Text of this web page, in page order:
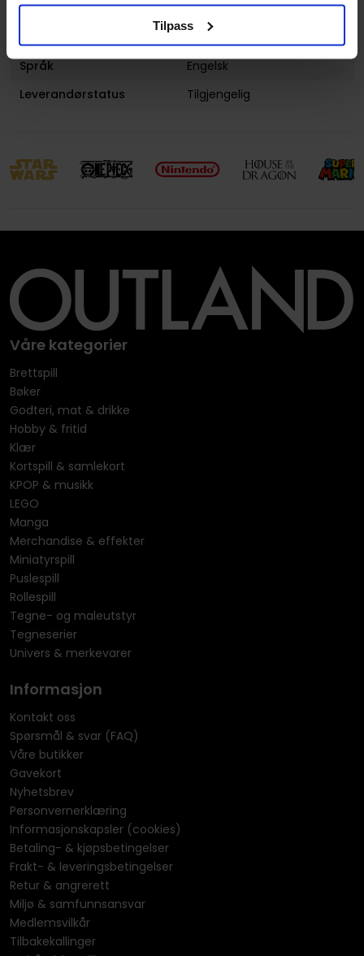
Tilpass
Aldersgruppe
Voksen
Språk
Engelsk
Leverandørstatus
Tilgjengelig
Våre kategorier
Brettspill
Bøker
Godteri, mat & drikke
Hobby & fritid
Klær
Kortspill & samlekort
KPOP & musikk
LEGO
Manga
Merchandise & effekter
Miniatyrspill
Puslespill
Rollespill
Tegne- og maleutstyr
Tegneserier
Univers & merkevarer
Informasjon
Kontakt oss
Spørsmål & svar (FAQ)
Våre butikker
Gavekort
Nyhetsbrev
Personvernerklæring
Informasjonskapsler (cookies)
Betaling- & kjøpsbetingelser
Frakt- & leveringsbetingelser
Retur & angrerett
Miljø & samfunnsansvar
Medlemsvilkår
Tilbakekallinger